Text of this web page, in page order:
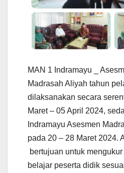
MAN 1 Indramayu _
Madrasah Aliyah tahun
dilaksanakan secara
Maret – 05 April 2024,
Indramayu Asesmen
pada 20 – 28 Maret 2024.
bertujuan untuk
belajar peserta didik